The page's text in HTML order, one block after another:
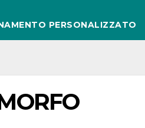
PERSONALIZZATO